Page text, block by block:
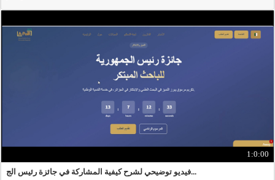
1:0:00
فيديو توضيحي لشرح كيفية المشاركة في جائزة رئيس الج...